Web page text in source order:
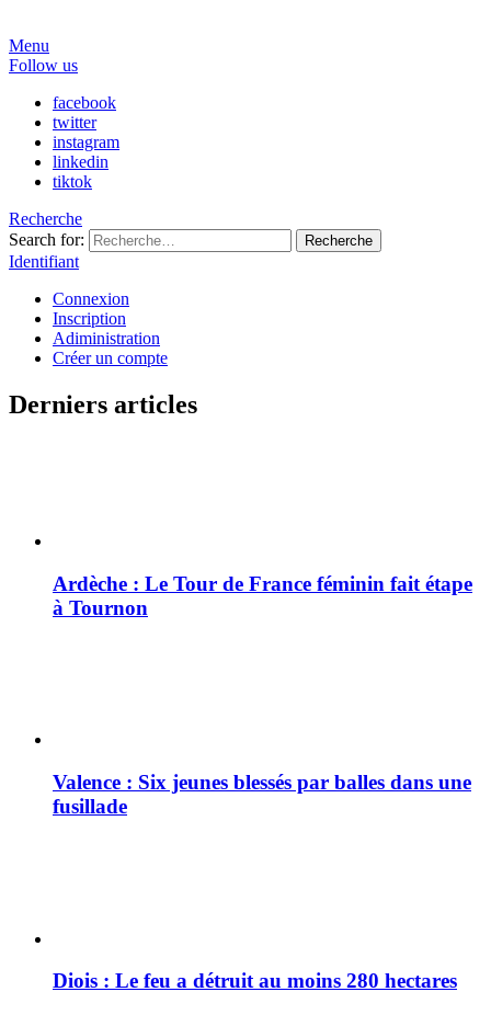
Menu
Follow us
facebook
twitter
instagram
linkedin
tiktok
Recherche
Search for:
Recherche
Identifiant
Connexion
Inscription
Adiministration
Créer un compte
Derniers articles
Ardèche : Le Tour de France féminin fait étape
à Tournon
Valence : Six jeunes blessés par balles dans une
fusillade
Diois : Le feu a détruit au moins 280 hectares